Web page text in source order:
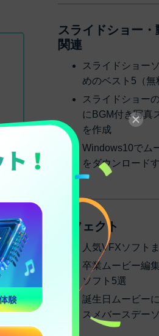
スライドショー
関連
スライドショー
めのベスト5（無
スライドショー
にBGM付き写真
を作成
Windows10でム
をダウンロード
エフェクト
人気VFXソフト
卒業ムービー編
ソフト5選
誕生日ムービー
スメバースデー